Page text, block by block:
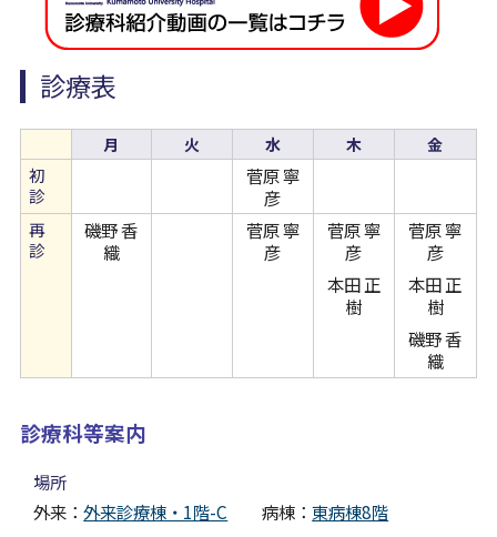
診療表
月 火 水 木 金
初
診
菅原 寧
彦
再
診
磯野 香
織
菅原 寧
彦
菅原 寧
彦
本田 正
樹
菅原 寧
彦
本田 正
樹
磯野 香
織
診療科等案内
場所
外来：外来診療棟・1階-C 病棟：東病棟8階